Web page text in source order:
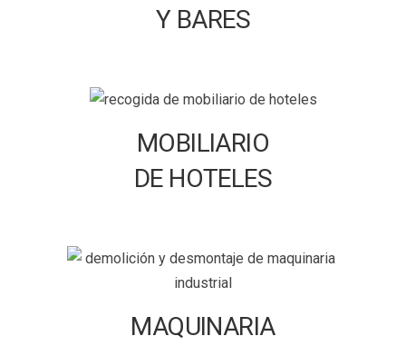
Y BARES
MOBILIARIO
DE HOTELES
MAQUINARIA